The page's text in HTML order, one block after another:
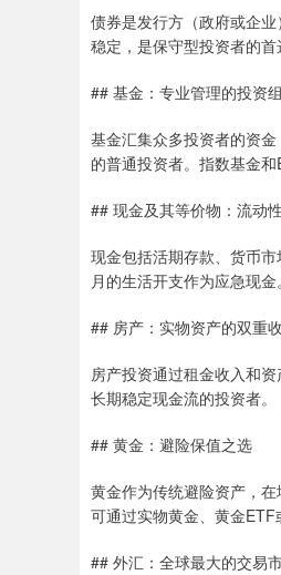
债券是发行方（政府或企
稳定，是保守型投资者的首
## 基金：专业管理的投资
基金汇集众多投资者的资
的普通投资者。指数基金和
## 现金及其等价物：流动
现金包括活期存款、货币
月的生活开支作为应急现金。
## 房产：实物资产的双重
房产投资通过租金收入和
长期稳定现金流的投资者。
## 黄金：避险保值之选
黄金作为传统避险资产，
可通过实物黄金、黄金ETF
## 外汇：全球最大的交易